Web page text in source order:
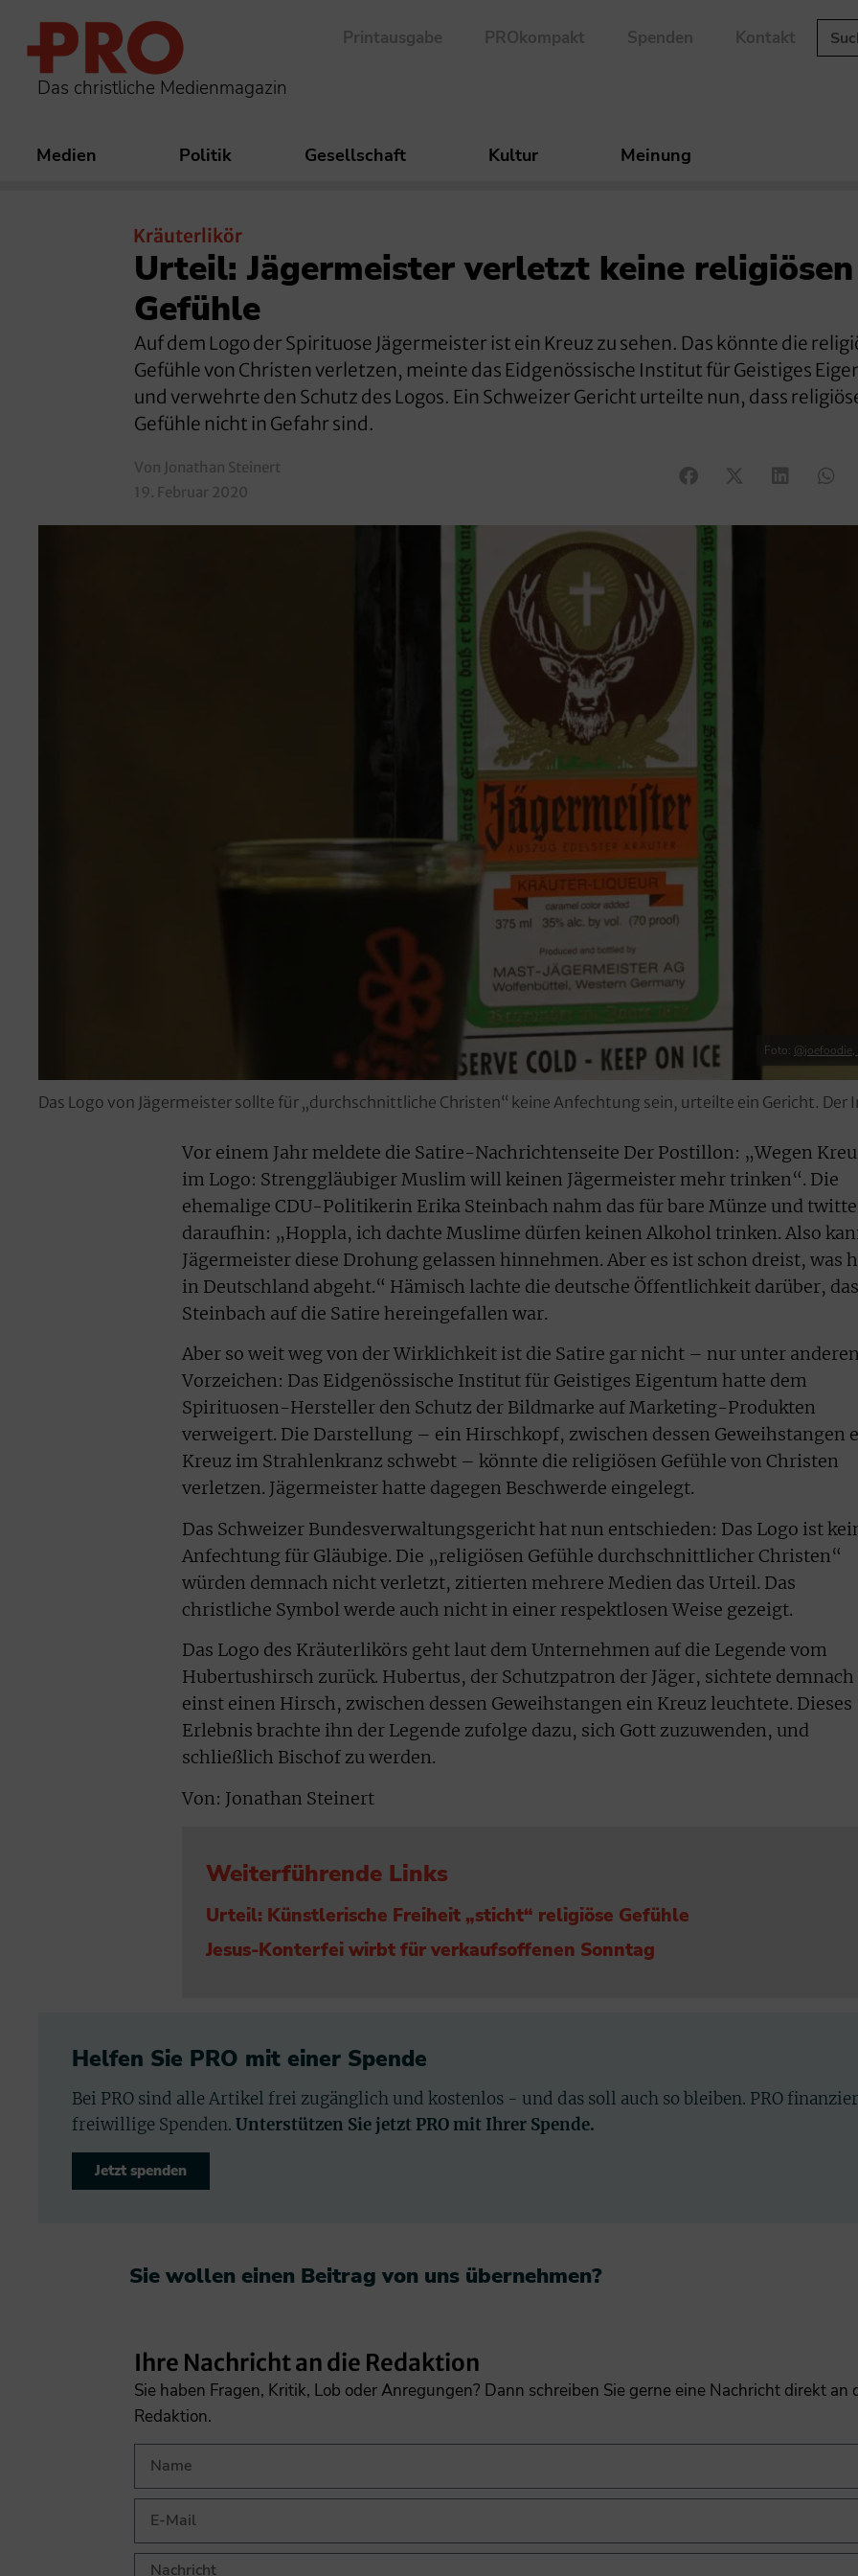
Das christliche Medienmagazin
Printausgabe PROkompakt Spenden Kontakt
Medien Politik Gesellschaft Kultur Meinung
Kräuterlikör
Urteil: Jägermeister verletzt keine religiösen
Gefühle
Auf dem Logo der Spirituose Jägermeister ist ein Kreuz zu sehen. Das könnte die
Gefühle von Christen verletzen, meinte das Eidgenössische Institut für Geistiges
und verwehrte den Schutz des Logos. Ein Schweizer Gericht urteilte nun, dass
Gefühle nicht in Gefahr sind.
Von Jonathan Steinert
19. Februar 2020
Foto:
Das Logo von Jägermeister sollte für „durchschnittliche Christen“ keine Anfechtung sein, urteilte ein Gericht. Der
Vor einem Jahr meldete die Satire-Nachrichtenseite Der Postillon: „Wegen
im Logo: Strenggläubiger Muslim will keinen Jägermeister mehr trinken“. Die
ehemalige CDU-Politikerin Erika Steinbach nahm das für bare Münze und
daraufhin: „Hoppla, ich dachte Muslime dürfen keinen Alkohol trinken. Also
Jägermeister diese Drohung gelassen hinnehmen. Aber es ist schon dreist, was
in Deutschland abgeht.“ Hämisch lachte die deutsche Öffentlichkeit darüber,
Steinbach auf die Satire hereingefallen war.
Aber so weit weg von der Wirklichkeit ist die Satire gar nicht – nur unter anderen
Vorzeichen: Das Eidgenössische Institut für Geistiges Eigentum hatte dem
Spirituosen-Hersteller den Schutz der Bildmarke auf Marketing-Produkten
verweigert. Die Darstellung – ein Hirschkopf, zwischen dessen Geweihstangen
Kreuz im Strahlenkranz schwebt – könnte die religiösen Gefühle von Christen
verletzen. Jägermeister hatte dagegen Beschwerde eingelegt.
Das Schweizer Bundesverwaltungsgericht hat nun entschieden: Das Logo ist
Anfechtung für Gläubige. Die „religiösen Gefühle durchschnittlicher Christen“
würden demnach nicht verletzt, zitierten mehrere Medien das Urteil. Das
christliche Symbol werde auch nicht in einer respektlosen Weise gezeigt.
Das Logo des Kräuterlikörs geht laut dem Unternehmen auf die Legende vom
Hubertushirsch zurück. Hubertus, der Schutzpatron der Jäger, sichtete demnach
einst einen Hirsch, zwischen dessen Geweihstangen ein Kreuz leuchtete. Dieses
Erlebnis brachte ihn der Legende zufolge dazu, sich Gott zuzuwenden, und
schließlich Bischof zu werden.
Von: Jonathan Steinert
Weiterführende Links
Urteil: Künstlerische Freiheit „sticht“ religiöse Gefühle
Jesus-Konterfei wirbt für verkaufsoffenen Sonntag
Helfen Sie PRO mit einer Spende
Bei PRO sind alle Artikel frei zugänglich und kostenlos - und das soll auch so bleiben. PRO
freiwillige Spenden. Unterstützen Sie jetzt PRO mit Ihrer Spende.
Jetzt spenden
Sie wollen einen Beitrag von uns übernehmen?​
Ihre Nachricht an die Redaktion
Sie haben Fragen, Kritik, Lob oder Anregungen? Dann schreiben Sie gerne eine Nachricht direkt an
Redaktion.